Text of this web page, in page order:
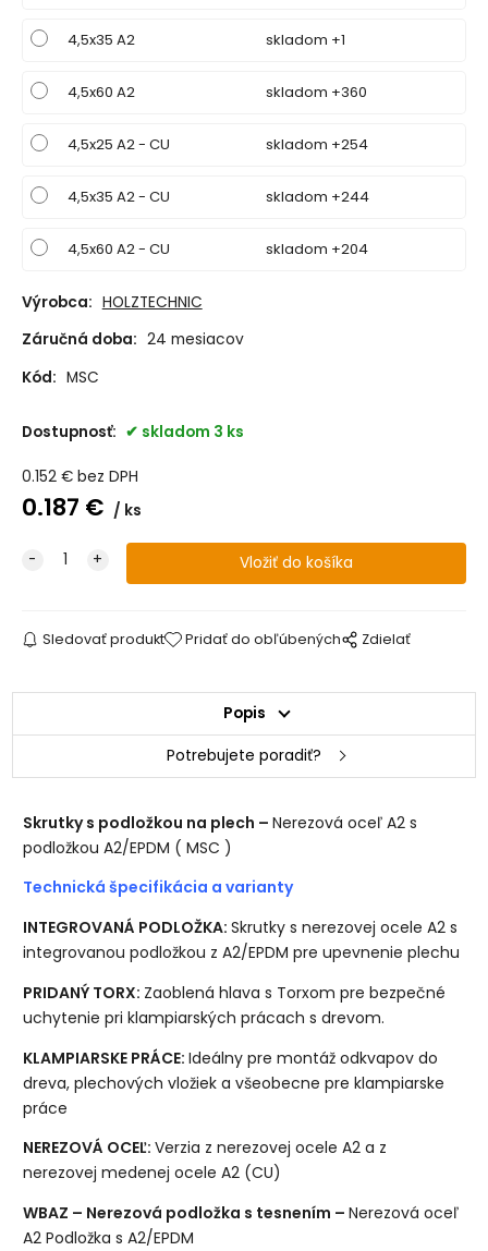
4,5x35 A2 skladom +1
4,5x60 A2 skladom +360
4,5x25 A2 - CU skladom +254
4,5x35 A2 - CU skladom +244
4,5x60 A2 - CU skladom +204
Výrobca: HOLZTECHNIC
Záručná doba: 24 mesiacov
Kód: MSC
Dostupnosť: skladom 3 ks
0.152€ bez DPH
0.187 € ks
Sledovať produkt Pridať do obľúbených Zdielať
Popis
Potrebujete poradiť?
Skrutky s podložkou na plech –Nerezová oceľ A2 s
podložkou A2/EPDM ( MSC )
Technická špecifikácia a varianty
INTEGROVANÁ PODLOŽKA:Skrutky s nerezovej ocele A2 s
integrovanou podložkou z A2/EPDM pre upevnenie plechu
PRIDANÝ TORX: Zaoblená hlava s Torxom pre bezpečné
uchytenie pri klampiarských prácach s drevom.
KLAMPIARSKE PRÁCE:Ideálny pre montáž odkvapov do
dreva, plechových vložiek a všeobecne pre klampiarske
práce
NEREZOVÁ OCEĽ:Verzia z nerezovej ocele A2 a z
nerezovej medenej ocele A2 (CU)
WBAZ – Nerezová podložka s tesnením –Nerezová oceľ
A2 Podložka s A2/EPDM